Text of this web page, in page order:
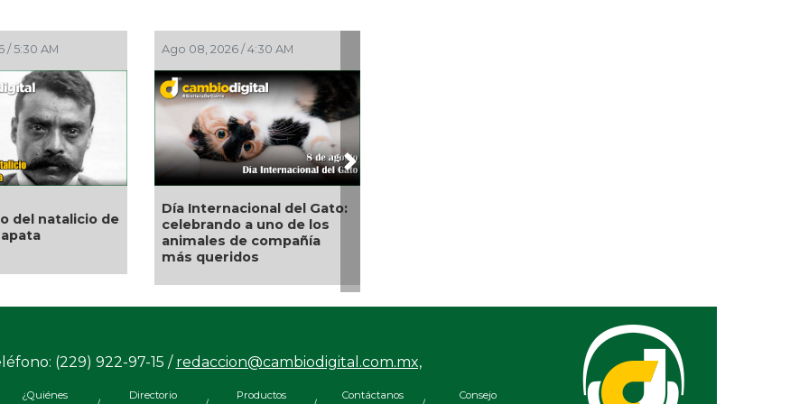
08, 2026 / 4:30 AM
Internacional del Gato:
a uno de los
de compañía
Ago 07, 2026 / 11:44 PM
¡La fiesta comenzó!
Coatzacoalcos vibra con
Manuel Turizo y Nicho
Hinojosa en el Festival del
Next